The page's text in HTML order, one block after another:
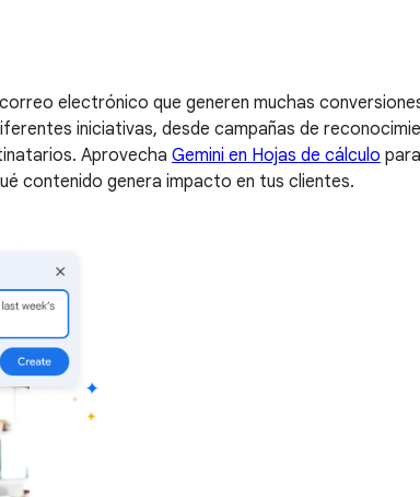
electrónico que generen muchas
iniciativas, desde campañas de
Aprovecha Gemini en Hojas de cálculo
contenido genera impacto en tus clientes.